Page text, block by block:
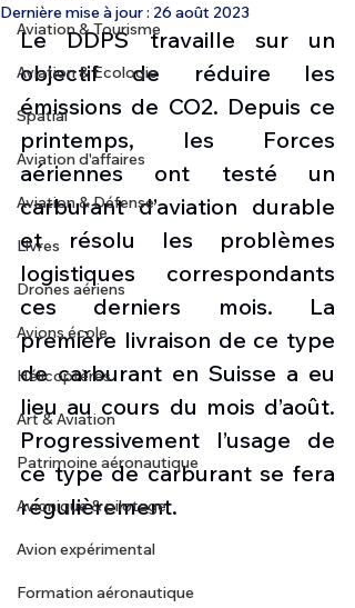
Aviation & Tourisme
Aviation & Ecologie
Spatial
Aviation d'affaires
Aviation & Défense
Livres
Drones aériens
Avions école
Hélicoptères
Art & Aviation
Patrimoine aéronautique
Avionique & pilotage
Avion expérimental
Formation aéronautique
Dernière mise à jour : 26 août 2023
Le DDPS travaille sur un
objectif de réduire les
émissions de CO2. Depuis ce
printemps, les Forces
aériennes ont testé un
carburant d’aviation durable
et résolu les problèmes
logistiques correspondants
ces derniers mois. La
première livraison de ce type
de carburant en Suisse a eu
lieu au cours du mois d’août.
Progressivement l’usage de
ce type de carburant se fera
régulièrement.